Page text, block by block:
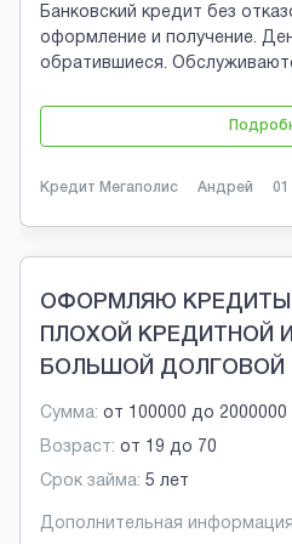
Банковский кредит без
оформление и получение.
обратившиеся.
Кредит Мегаполис Андрей 01
ОФОРМЛЯЮ КРЕДИТЫ
ПЛОХОЙ КРЕДИТНОЙ
БОЛЬШОЙ ДОЛГОВОЙ
Сумма: от 100000 до 2000000
Возраст: от 19 до 70
Срок займа: 5 лет
Дополнительная